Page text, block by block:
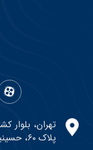
پلاک ۶۰، حسینیه هنر - کدپستی: ۱۴۱۷۹۷۳۶۵۱